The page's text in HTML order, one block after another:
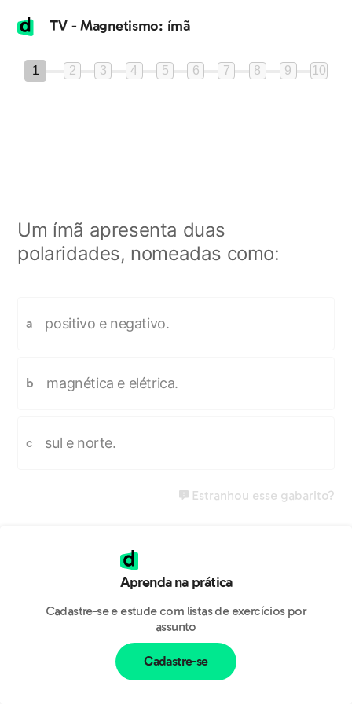
TV - Magnetismo: ímã
1 2 3 4 5 6 7 8 9 10
Um ímã apresenta duas
polaridades, nomeadas como:
a positivo e negativo.
b magnética e elétrica.
c sul e norte.
Estranhou esse gabarito?
Aprenda na prática
Cadastre-se e estude com listas de exercícios por
assunto
Cadastre-se